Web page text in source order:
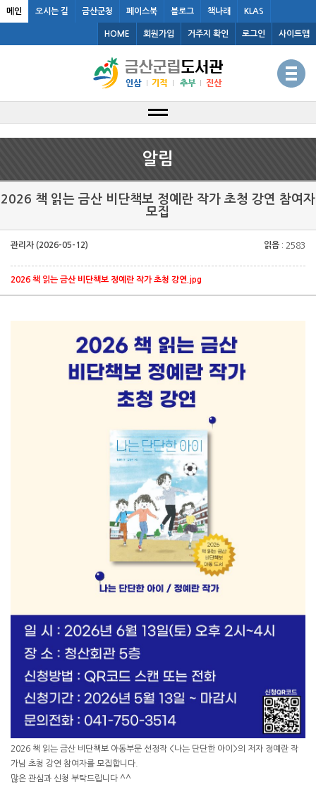
메인 오시는 길 금산군청 페이스북 블로그 책나래 KLAS
HOME 회원가입 거주지 확인 로그인 사이트맵
알림
2026 책 읽는 금산 비단책보 정예란 작가 초청 강연 참여자
모집
관리자 (2026-05-12) 읽음 : 2583
2026 책 읽는 금산 비단책보 정예란 작가 초청 강연.jpg
2026 책 읽는 금산 비단책보 아동부문 선정작 <나는 단단한 아이>의 저자 정예란 작
가님 초청 강연 참여자를 모집합니다.
많은 관심과 신청 부탁드립니다 ^^